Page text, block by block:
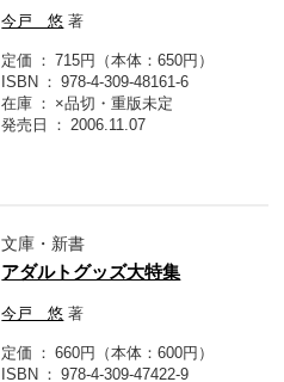
今戸 悠 著
定価
715円（本体：650円）
ISBN
978-4-309-48161-6
在庫
×品切・重版未定
発売日
2006.11.07
文庫・新書
アダルトグッズ大特集
今戸 悠 著
定価
660円（本体：600円）
ISBN
978-4-309-47422-9